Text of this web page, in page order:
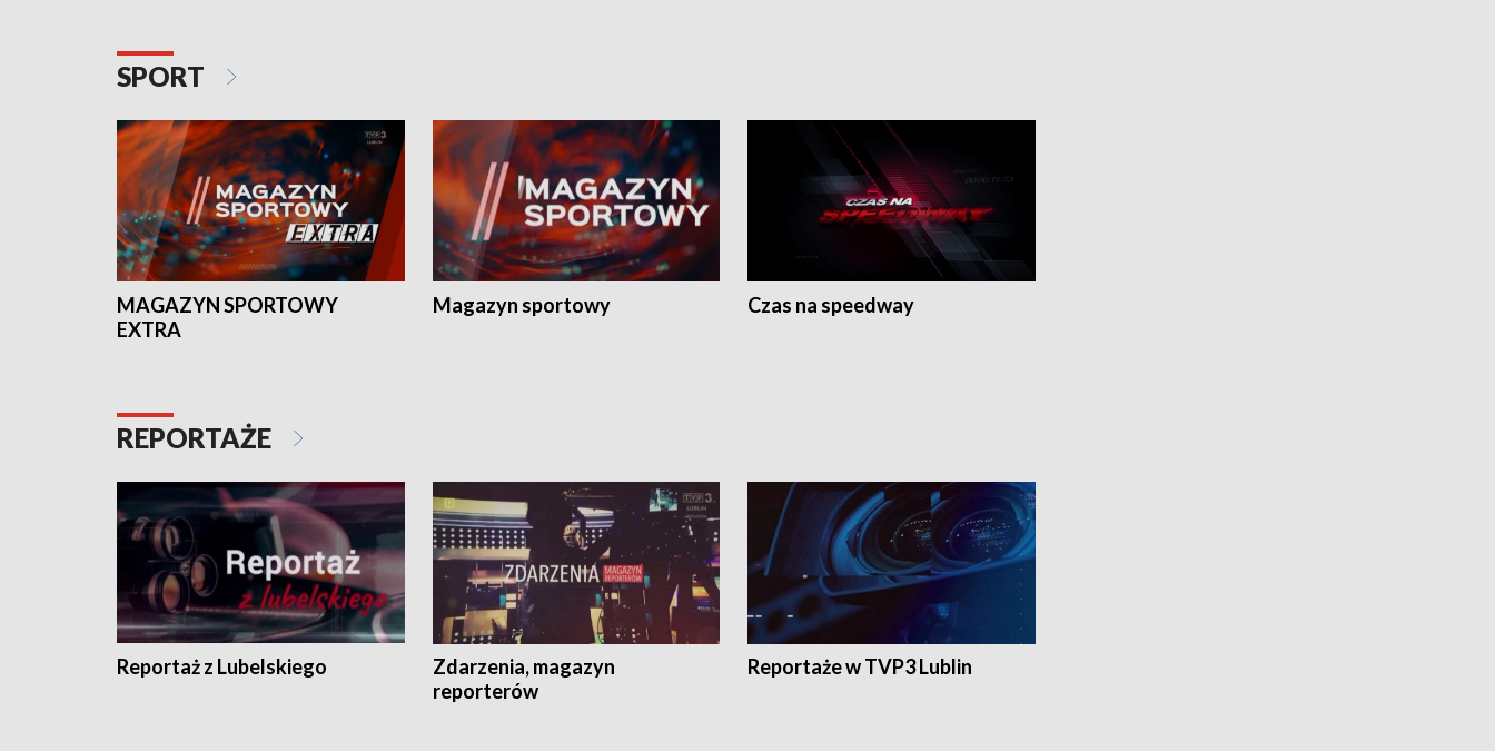
SPORT
MAGAZYN SPORTOWY
EXTRA
Magazyn sportowy Czas na speedway
REPORTAŻE
Reportaż z Lubelskiego
Zdarzenia, magazyn
reporterów
Reportaże w TVP3 Lublin